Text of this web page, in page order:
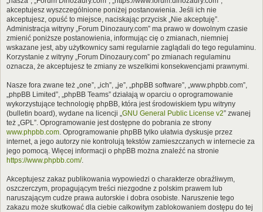
akceptujesz wyszczególnione poniżej postanowienia. Jeśli ich nie
akceptujesz, opuść to miejsce, naciskając przycisk „Nie akceptuję”.
Administracja witryny „Forum Dinozaury.com” ma prawo w dowolnym czasie
zmienić poniższe postanowienia, informując cię o zmianach, niemniej
wskazane jest, aby użytkownicy sami regularnie zaglądali do tego regulaminu.
Korzystanie z witryny „Forum Dinozaury.com” po zmianach regulaminu
oznacza, że akceptujesz te zmiany ze wszelkimi konsekwencjami prawnymi.
Nasze fora zwane też „one”, „ich”, „je”, „phpBB software”, „www.phpbb.com”,
„phpBB Limited”, „phpBB Teams” działają w oparciu o oprogramowanie
wykorzystujące technologię phpBB, która jest środowiskiem typu witryny
(bulletin board), wydane na licencji „GNU General Public License v2” zwanej
też „GPL”. Oprogramowanie jest dostępne do pobrania ze strony
www.phpbb.com. Oprogramowanie phpBB tylko ułatwia dyskusje przez
internet, a jego autorzy nie kontrolują tekstów zamieszczanych w internecie za
jego pomocą. Więcej informacji o phpBB można znaleźć na stronie
https://www.phpbb.com/.
Akceptujesz zakaz publikowania wypowiedzi o charakterze obraźliwym,
oszczerczym, propagującym treści niezgodne z polskim prawem lub
naruszającym cudze prawa autorskie i dobra osobiste. Naruszenie tego
zakazu może skutkować dla ciebie całkowitym zablokowaniem dostępu do tej